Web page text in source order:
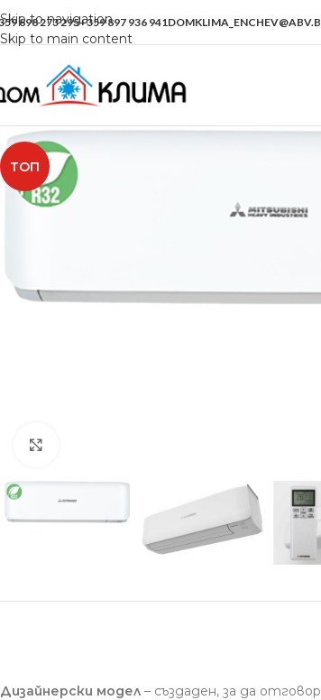
Skip to navigation
Skip to main content
898 273 295+359 897 936 941
ТОП
Дизайнерски модел – създаден, за да